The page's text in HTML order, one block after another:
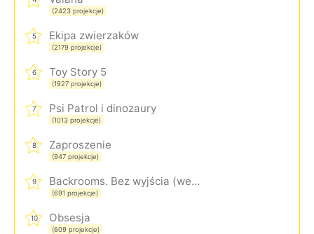
(2423 projekcje)
5 Ekipa zwierzaków
(2179 projekcje)
6 Toy Story 5
(1927 projekcje)
7 Psi Patrol i dinozaury
(1013 projekcje)
8 Zaproszenie
(947 projekcje)
9 Backrooms. Bez wyjścia (wersja rozszerzona)
(691 projekcje)
10 Obsesja
(609 projekcje)